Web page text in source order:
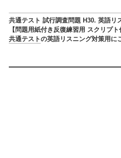
共通テスト 試行調査問題 H30. 英語リ
【問題用紙付き反復練習用 スクリプト
共通テストの英語リスニング対策用に